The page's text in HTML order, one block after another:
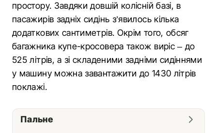
простору. Завдяки довшій колісній базі, в
пасажирів задніх сидінь з’явилось кілька
додаткових сантиметрів. Окрім того, обсяг
багажника купе-кросовера також виріс – до
525 літрів, а зі складеними задніми сидіннями
у машину можна завантажити до 1430 літрів
поклажі.
Пальне